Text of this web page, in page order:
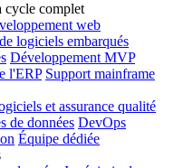
cycle complet
web
logiciels embarqués
Développement MVP
l'ERP Support mainframe
et assurance qualité
de données DevOps
Équipe dédiée